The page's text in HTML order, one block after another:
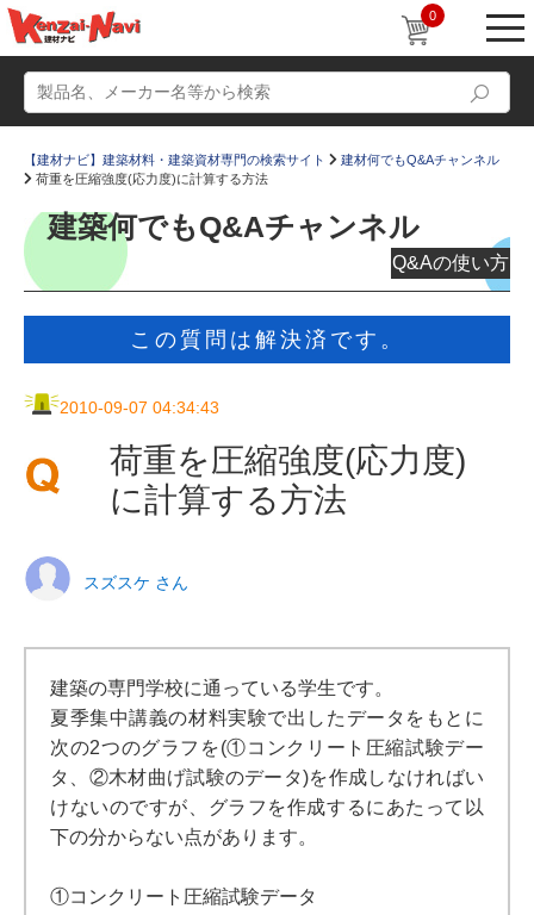
0
コラム
お気に入り
【建材ナビ】建築材料・建築資材専門の検索サイト
建材何でもQ&Aチャンネル
荷重を圧縮強度(応力度)に計算する方法
建築何でもQ&Aチャンネル
Q&Aの使い方
この質問は解決済です。
2010-09-07 04:34:43
荷重を圧縮強度(応力度)
に計算する方法
スズスケ さん
建築の専門学校に通っている学生です。
夏季集中講義の材料実験で出したデータをもとに
次の2つのグラフを(①コンクリート圧縮試験デー
タ、②木材曲げ試験のデータ)を作成しなければい
けないのですが、グラフを作成するにあたって以
下の分からない点があります。
①コンクリート圧縮試験データ